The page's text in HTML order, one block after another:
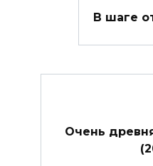
В шаге
Очень